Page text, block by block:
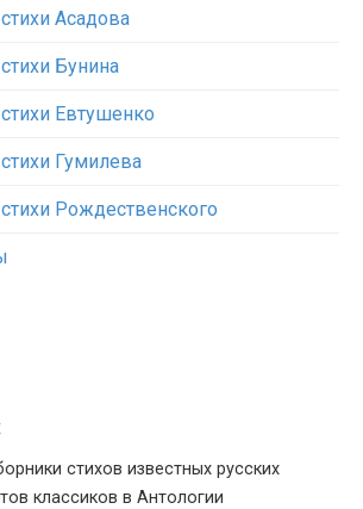
Асадова
Бунина
Евтушенко
Гумилева
Рождественского
стихов известных русских
классиков в Антологии